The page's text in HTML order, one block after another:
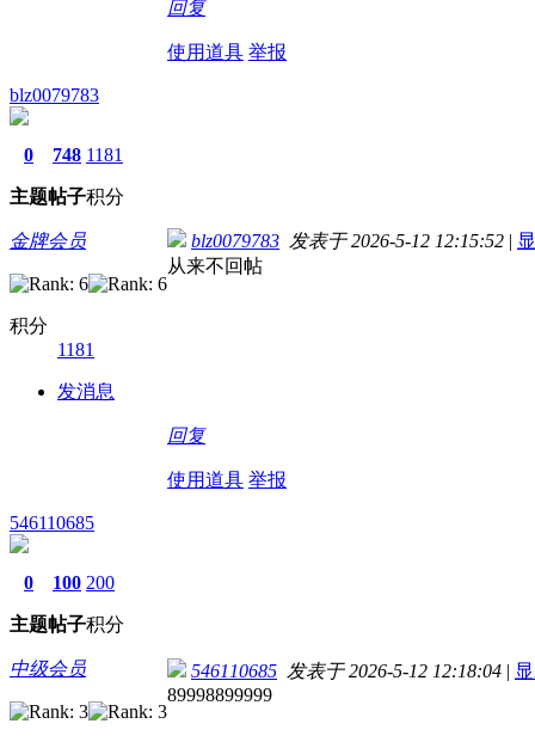
回复
使用道具 举报
blz0079783
0
主题
748
帖子
1181
积分
金牌会员
积分
1181
发消息
blz0079783 发表于 2026-5-12 12:15:52 |
从来不回帖
回复
使用道具 举报
546110685
0
主题
100
帖子
200
积分
中级会员 546110685 发表于 2026-5-12 12:18:04 |
89998899999